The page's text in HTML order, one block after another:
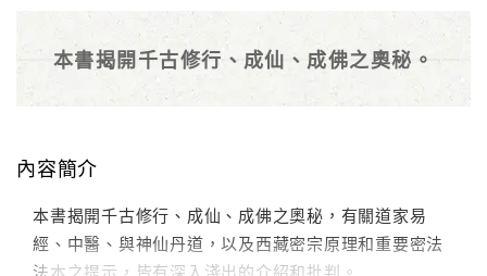
本書揭開千古修行、成仙、成佛之奧秘。
內容簡介
本書揭開千古修行、成仙、成佛之奧秘，有關道家易
經、中醫、與神仙丹道，以及西藏密宗原理和重要密法
法本之提示，皆有深入淺出的介紹和批判。